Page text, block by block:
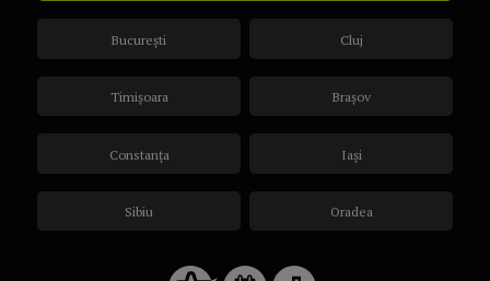
București
Timișoara
Constanța
Sibiu
Cluj
Brașov
Iași
Oradea